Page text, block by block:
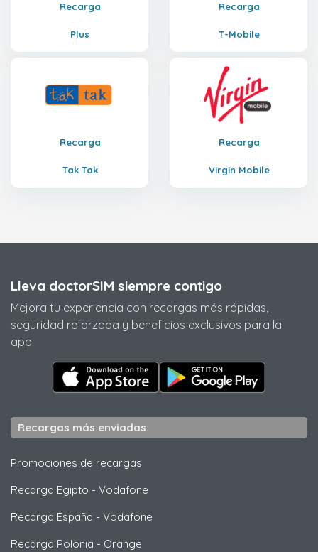
Recarga
Plus
Recarga
T-Mobile
Recarga
Tak Tak
Recarga
Virgin Mobile
Lleva doctorSIM siempre contigo
Mejora tu experiencia con recargas más rápidas,
seguridad reforzada y beneficios exclusivos para la
app.
Recargas más enviadas
Promociones de recargas
Recarga Egipto - Vodafone
Recarga España - Vodafone
Recarga Polonia - Orange